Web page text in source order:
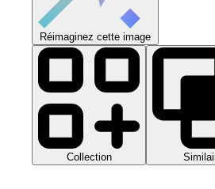
Réimaginez cette image
Collection